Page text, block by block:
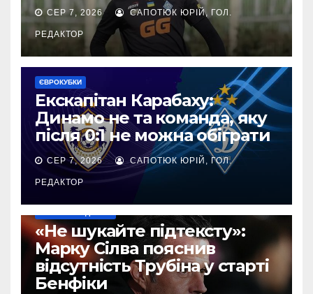
СЕР 7, 2026 САПОТЮК ЮРІЙ, ГОЛ.
РЕДАКТОР
ЄВРОКУБКИ
Екскапітан Карабаху:
Динамо не та команда, яку
після 0:1 не можна обіграти
СЕР 7, 2026 САПОТЮК ЮРІЙ, ГОЛ.
РЕДАКТОР
«Не шукайте підтексту»:
Марку Сілва пояснив
відсутність Трубіна у старті
Бенфіки